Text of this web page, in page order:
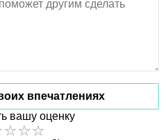
впечатлениях
вашу оценку